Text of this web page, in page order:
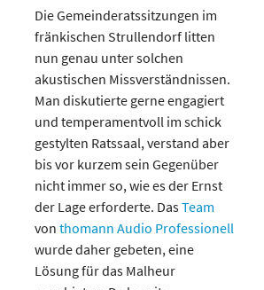
Die Gemeinderatssitzungen im
fränkischen Strullendorf litten
nun genau unter solchen
akustischen Missverständnissen.
Man diskutierte gerne engagiert
und temperamentvoll im schick
gestylten Ratssaal, verstand aber
bis vor kurzem sein Gegenüber
nicht immer so, wie es der Ernst
der Lage erforderte. DasTeam
von thomann Audio Professionell
wurde daher gebeten, eine
Lösung für das Malheur